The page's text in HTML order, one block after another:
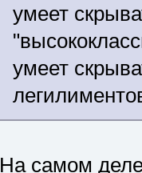
умеет
умеет
На самом